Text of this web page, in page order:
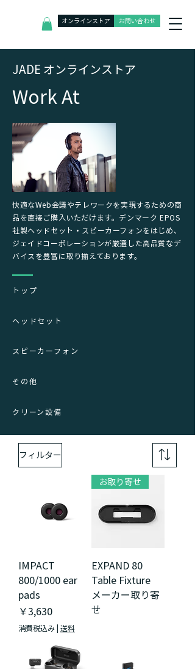
オンラインストア お問い合わせ
JADE オンラインストア
​Work At
快適なWeb会議やテレワークを実現するための商
品を直接ご購入いただけます。デンマーク EPOS
社製ヘッドセット・スピーカーフォンをはじめ、
ジェイドコーポレーションが厳選した高品質なデ
バイスを豊富に取り揃えております。
トップ
ヘッドセット
スピーカーフォン
その他
クリーン設備
フィルター
IMPACT
800/1000 ear
pads
価格
￥3,630
消費税込み | 送料
お取り寄せ
EXPAND 80
Table Fixture
メーカー取り寄
せ